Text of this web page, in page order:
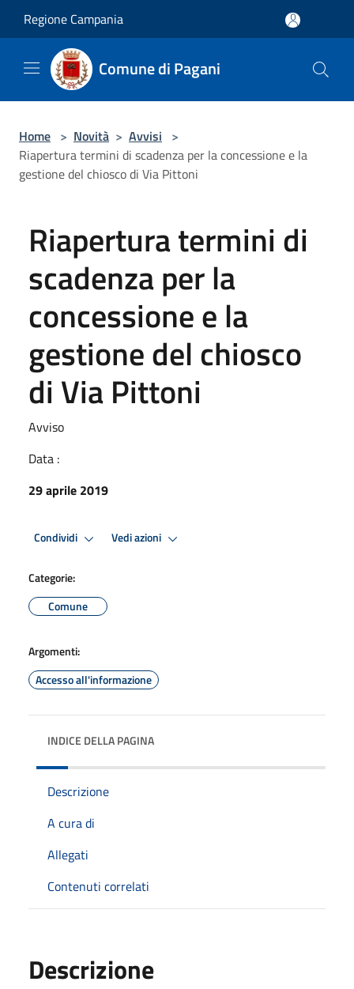
Regione Campania
Comune di Pagani
Home > Novità > Avvisi >
Riapertura termini di scadenza per la concessione e la
gestione del chiosco di Via Pittoni
Riapertura termini di
scadenza per la
concessione e la
gestione del chiosco
di Via Pittoni
Avviso
Data :
29 aprile 2019
Condividi Vedi azioni
Categorie:
Comune
Argomenti:
Accesso all'informazione
INDICE DELLA PAGINA
Descrizione
A cura di
Allegati
Contenuti correlati
Descrizione